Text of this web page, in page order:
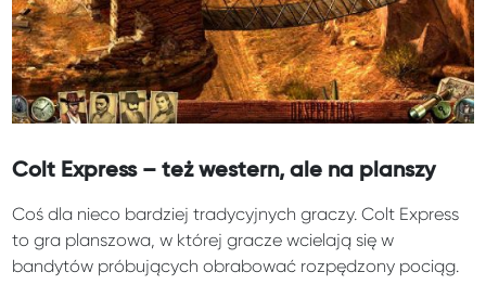
Colt Express – też western, ale na planszy
Coś dla nieco bardziej tradycyjnych graczy. Colt Express
to gra planszowa, w której gracze wcielają się w
bandytów próbujących obrabować rozpędzony pociąg.